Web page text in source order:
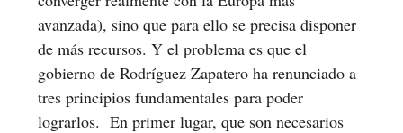
avanzada), sino que para ello se precisa disponer
de más recursos. Y el problema es que el
gobierno de Rodríguez Zapatero ha renunciado a
tres principios fundamentales para poder
lograrlos. En primer lugar, que son necesarios